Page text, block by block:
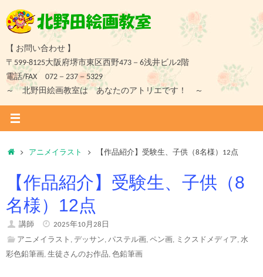
ン
ツ
へ
キ
プ
【 お問い合わせ 】
〒599-8125大阪府堺市東区西野473－6浅井ビル2階
電話/FAX 072－237－5329
～ 北野田絵画教室は あなたのアトリエです！ ～
ホ
ム
アニメイラスト 【作品紹介】受験生、子供（8名様）12点
【作品紹介】受験生、子供（8
名様）12点
講師
2025年10月28日
アニメイラスト , デッサン, パステル画, ペン画, ミクスドメディア, 水
彩色鉛筆画, 生徒さんのお作品, 色鉛筆画